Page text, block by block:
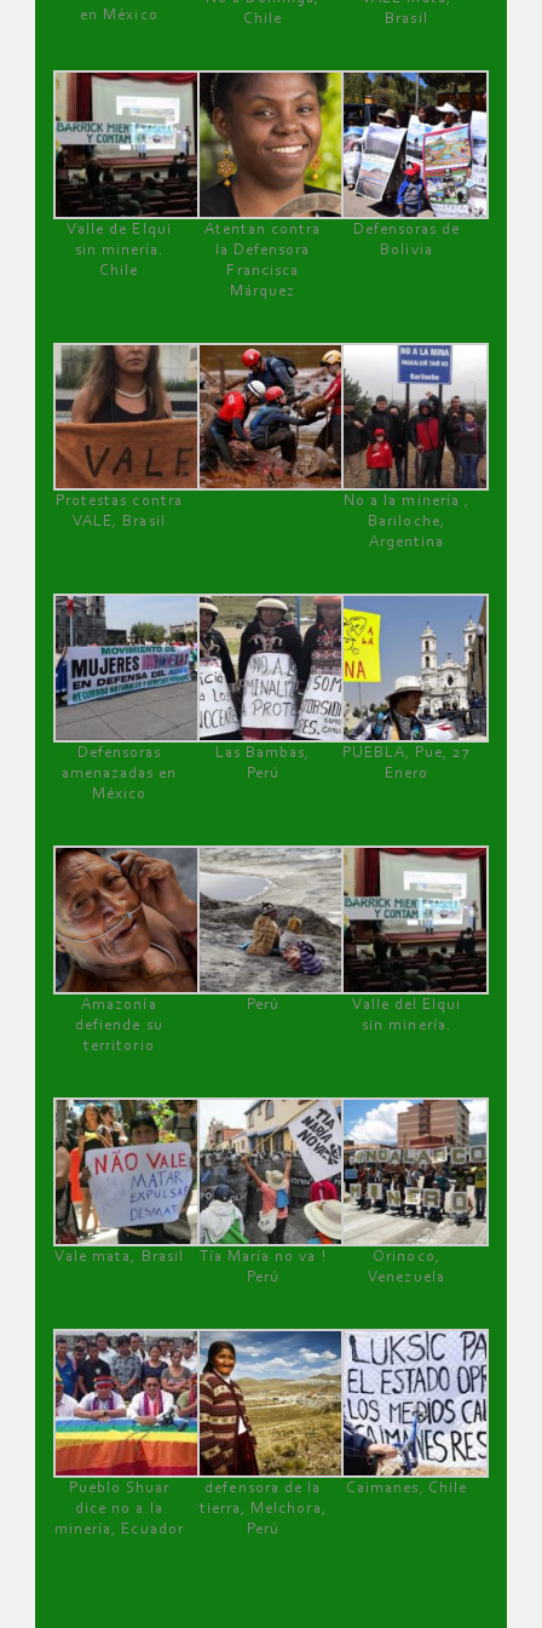
en México
Chile
Brasil
Valle de Elqui
sin minería.
Chile
Atentan contra
la Defensora
Francisca
Márquez
Defensoras de
Bolivia
Protestas contra
VALE, Brasil
No a la minería ,
Bariloche,
Argentina
Defensoras
amenazadas en
México
Las Bambas,
Perú
PUEBLA, Pue, 27
Enero
Amazonía
defiende su
territorio
Perú
Valle del Elqui
sin minería.
Vale mata, Brasil
Tía María no va !
Perú
Orinoco,
Venezuela
Pueblo Shuar
dice no a la
minería, Ecuador
defensora de la
tierra, Melchora,
Perú
Caimanes, Chile